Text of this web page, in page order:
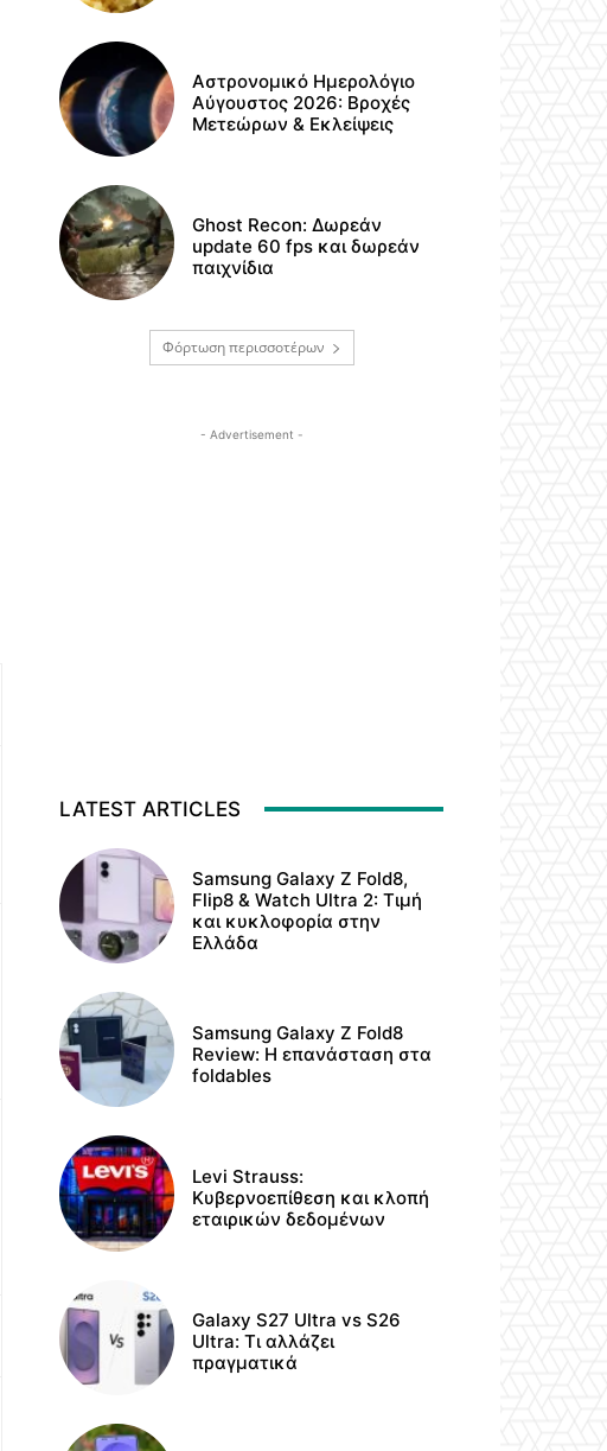
Αστρονομικό Ημερολόγιο
Αύγουστος 2026: Βροχές
Μετεώρων & Εκλείψεις
Ghost Recon: Δωρεάν
update 60 fps και δωρεάν
παιχνίδια
Φόρτωση περισσοτέρων
- Advertisement -
LATEST ARTICLES
Samsung Galaxy Z Fold8,
Flip8 & Watch Ultra 2: Τιμή
και κυκλοφορία στην
Ελλάδα
Samsung Galaxy Z Fold8
Review: Η επανάσταση στα
foldables
Levi Strauss:
Κυβερνοεπίθεση και κλοπή
εταιρικών δεδομένων
Galaxy S27 Ultra vs S26
Ultra: Τι αλλάζει
πραγματικά